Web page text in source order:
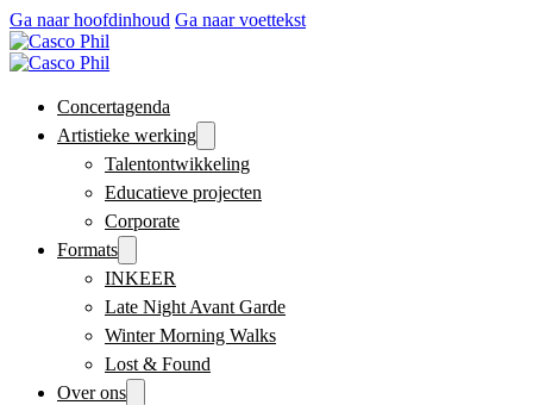
Ga naar hoofdinhoud Ga naar voettekst
Concertagenda
Artistieke werking
Talentontwikkeling
Educatieve projecten
Corporate
Formats
INKEER
Late Night Avant Garde
Winter Morning Walks
Lost & Found
Over ons